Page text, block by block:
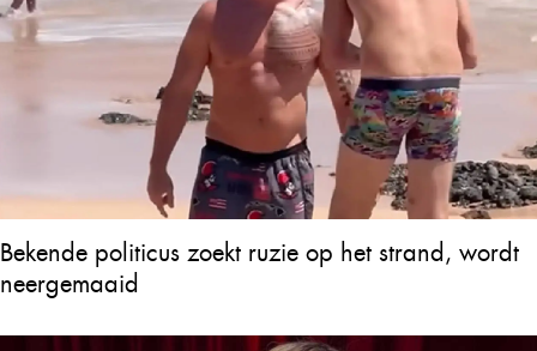
Bekende politicus zoekt ruzie op het strand, wordt
neergemaaid